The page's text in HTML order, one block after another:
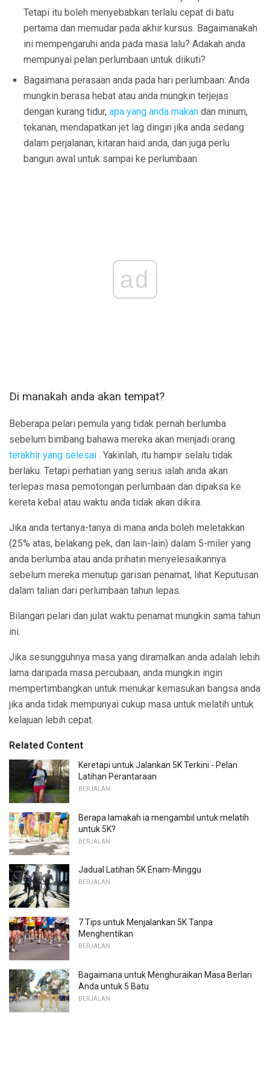
Tetapi itu boleh menyebabkan terlalu cepat di batu
pertama dan memudar pada akhir kursus. Bagaimanakah
ini mempengaruhi anda pada masa lalu? Adakah anda
mempunyai pelan perlumbaan untuk diikuti?
Bagaimana perasaan anda pada hari perlumbaan: Anda
mungkin berasa hebat atau anda mungkin terjejas
dengan kurang tidur, apa yang anda makan dan minum,
tekanan, mendapatkan jet lag dingin jika anda sedang
dalam perjalanan, kitaran haid anda, dan juga perlu
bangun awal untuk sampai ke perlumbaan.
ad
Di manakah anda akan tempat?
Beberapa pelari pemula yang tidak pernah berlumba
sebelum bimbang bahawa mereka akan menjadi orang
terakhir yang selesai . Yakinlah, itu hampir selalu tidak
berlaku. Tetapi perhatian yang serius ialah anda akan
terlepas masa pemotongan perlumbaan dan dipaksa ke
kereta kebal atau waktu anda tidak akan dikira.
Jika anda tertanya-tanya di mana anda boleh meletakkan
(25% atas, belakang pek, dan lain-lain) dalam 5-miler yang
anda berlumba atau anda prihatin menyelesaikannya
sebelum mereka menutup garisan penamat, lihat Keputusan
dalam talian dari perlumbaan tahun lepas.
Bilangan pelari dan julat waktu penamat mungkin sama tahun
ini.
Jika sesungguhnya masa yang diramalkan anda adalah lebih
lama daripada masa percubaan, anda mungkin ingin
mempertimbangkan untuk menukar kemasukan bangsa anda
jika anda tidak mempunyai cukup masa untuk melatih untuk
kelajuan lebih cepat.
Related Content
Keretapi untuk Jalankan 5K Terkini - Pelan
Latihan Perantaraan
BERJALAN
Berapa lamakah ia mengambil untuk melatih
untuk 5K?
BERJALAN
Jadual Latihan 5K Enam-Minggu
BERJALAN
7 Tips untuk Menjalankan 5K Tanpa
Menghentikan
BERJALAN
Bagaimana untuk Menghuraikan Masa Berlari
Anda untuk 5 Batu
BERJALAN